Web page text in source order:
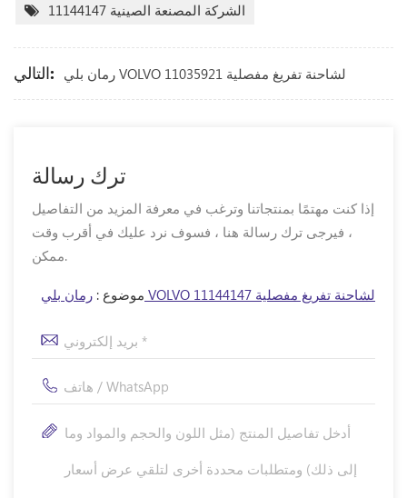
الشركة المصنعة الصينية 11144147
التالي: رمان بلي VOLVO لشاحنة تفريغ مفصلية 11035921
ترك رسالة
إذا كنت مهتمًا بمنتجاتنا وترغب في معرفة المزيد من التفاصيل
، فيرجى ترك رسالة هنا ، فسوف نرد عليك في أقرب وقت
ممكن.
موضوع : رمان بلي VOLVO 11144147 لشاحنة تفريغ مفصلية